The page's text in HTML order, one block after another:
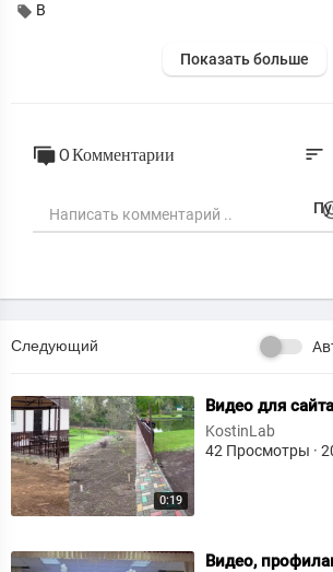
В
Показать больше
0 Комментарии sort
Следующий
0:19
⁣Видео для сайта
KostinLab
42 Просмотры ·
⁣Видео,